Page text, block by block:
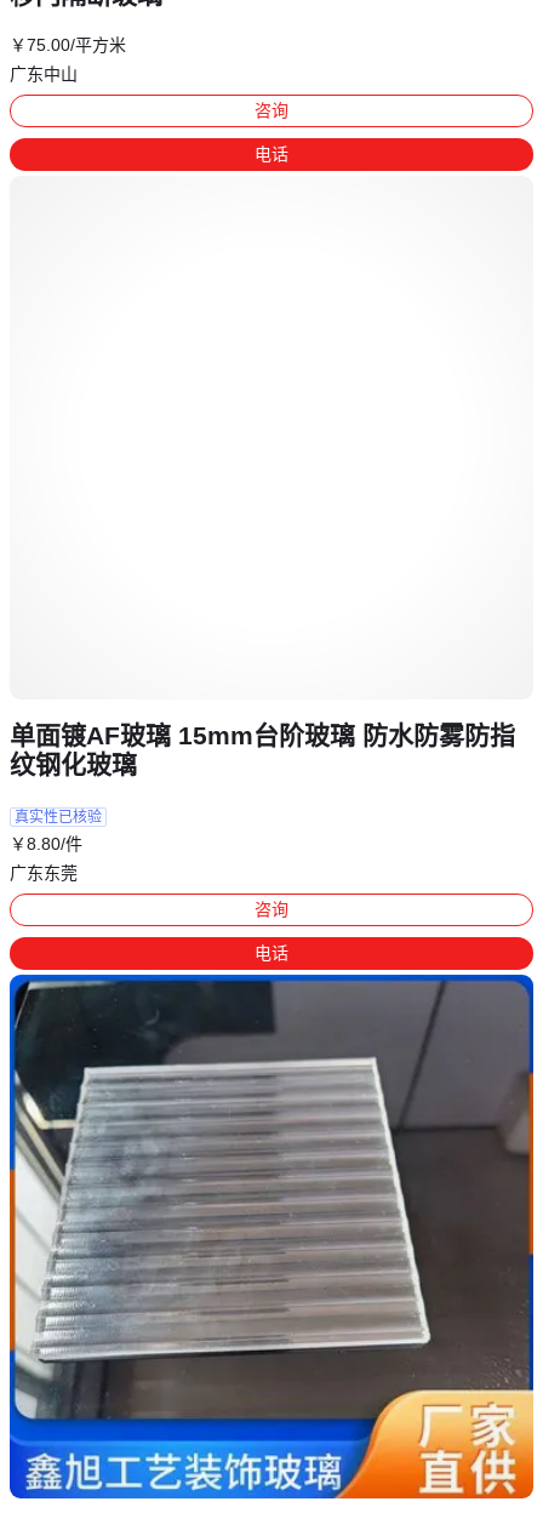
￥75.00/平方米
广东中山
咨询
电话
单面镀AF玻璃 15mm台阶玻璃 防水防雾防指
纹钢化玻璃
真实性已核验
￥8.80/件
广东东莞
咨询
电话